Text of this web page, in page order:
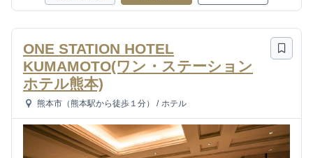
ONE STATION HOTEL
KUMAMOTO(ワン・ステーション
ホテル熊本)
熊本市（熊本駅から徒歩１分） / ホテル